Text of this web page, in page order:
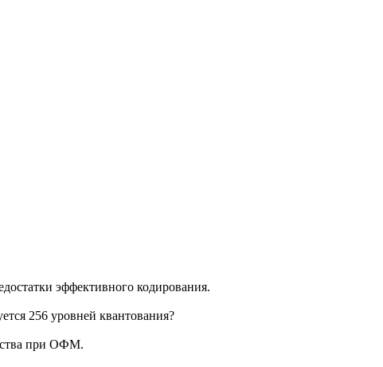
эффективного кодирования.
256 уровней квантования?
при ОФМ.